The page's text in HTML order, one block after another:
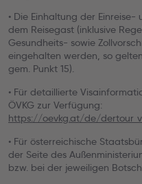
• Die Einhaltung der
dem Reisegast (inklusive
Gesundheits- sowie
eingehalten werden, so
gem. Punkt 15).
• Für detaillierte
ÖVKG zur Verfügung:
https://oevkg.at/de/
• Für österreichische
der Seite des
bzw. bei der jeweiligen